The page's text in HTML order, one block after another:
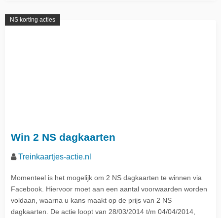
NS korting acties
Win 2 NS dagkaarten
Treinkaartjes-actie.nl
Momenteel is het mogelijk om 2 NS dagkaarten te winnen via
Facebook. Hiervoor moet aan een aantal voorwaarden worden
voldaan, waarna u kans maakt op de prijs van 2 NS
dagkaarten. De actie loopt van 28/03/2014 t/m 04/04/2014,